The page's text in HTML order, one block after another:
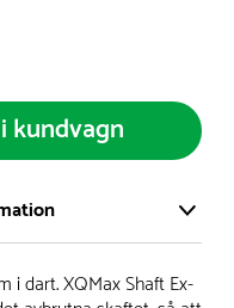
kundvagn
över 8.000 kvm och
i dart. XQMax Shaft Ex-